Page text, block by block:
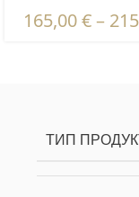
165,00€–
сертификация
ТИП